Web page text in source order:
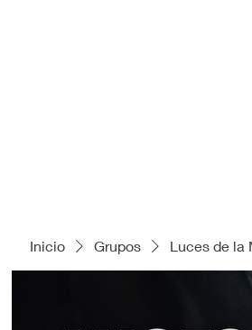
Inicio Grupos Luces de la